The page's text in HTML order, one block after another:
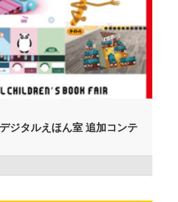
ジタルえほん室 追加コンテ